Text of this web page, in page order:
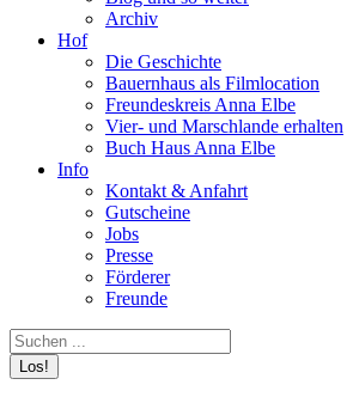
Archiv
Hof
Die Geschichte
Bauernhaus als Filmlocation
Freundeskreis Anna Elbe
Vier- und Marschlande erhalten
Buch Haus Anna Elbe
Info
Kontakt & Anfahrt
Gutscheine
Jobs
Presse
Förderer
Freunde
Search: